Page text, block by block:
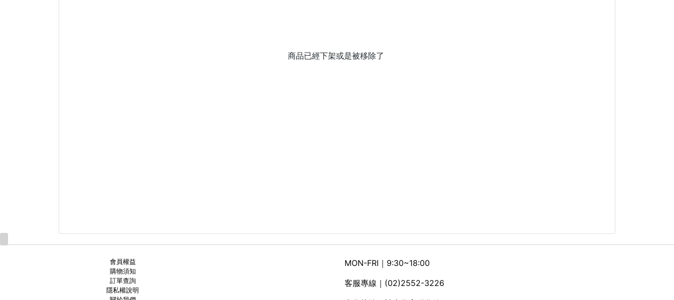
商品已經下架或是被移除了
會員權益
購物須知
訂單查詢
隱私權說明
MON-FRI｜9:30~18:00
客服專線｜(02)2552-3226